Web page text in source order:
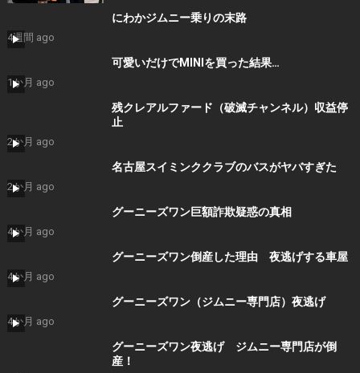
にわかジムニー乗りの末路
4週間 ago
可愛いだけでMINIを買った結果…
1か月 ago
残クレアルファード（破滅チャンネル）収益停
止
2か月 ago
名古屋スイミンククラブのバスがヤバすぎた
2か月 ago
グーニーズワン巨額詐欺疑惑の真相
4か月 ago
グーニーズワン倒産した理由 夜逃げする車屋
4か月 ago
グーニーズワン（ジムニー専門店）夜逃げ
4か月 ago
グーニーズワン夜逃げ ジムニー専門店が倒
産！